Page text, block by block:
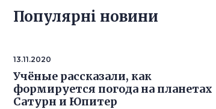
Популярнi новини
13.11.2020
Учёные рассказали, как
формируется погода на планетах
Сатурн и Юпитер